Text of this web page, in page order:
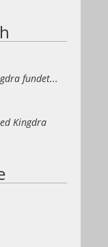
fundet...
Kingdra